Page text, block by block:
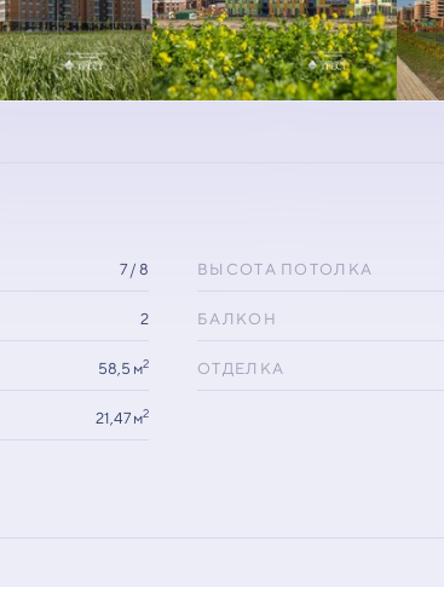
7 / 8
2
58,5 м2
21,47 м2
ВЫСОТА ПОТОЛКА
БАЛКОН
ОТДЕЛКА